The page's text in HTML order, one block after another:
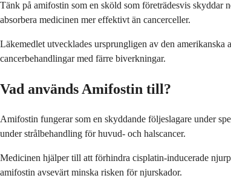
Tänk på amifostin som en sköld som företrädesvis skyddar
absorbera medicinen mer effektivt än cancerceller.
Läkemedlet utvecklades ursprungligen av den
cancerbehandlingar med färre biverkningar.
Vad används Amifostin till?
Amifostin fungerar som en skyddande följeslagare under
under strålbehandling för huvud- och halscancer.
Medicinen hjälper till att förhindra cisplatin-inducerade
amifostin avsevärt minska risken för njurskador.